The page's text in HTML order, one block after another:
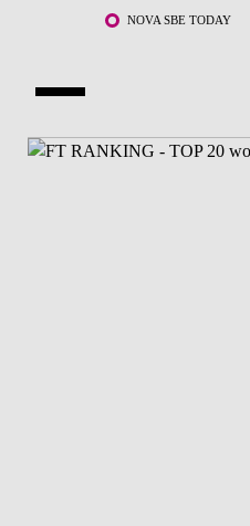
Saltar para o conteúdo principalNOVA SBE TODAY
SOBRE NÓS